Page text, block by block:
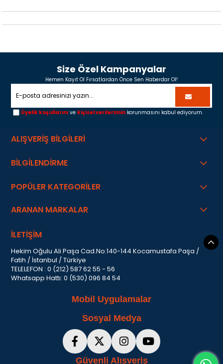
Size Özel Kampanyalar
Hemen Kayıt Ol Fırsatlardan Önce Sen Haberdar Ol!
Üyelik koşullarını ve kişisel verilerimin korunmasını kabul ediyorum.
ALIŞVERİŞ BİLGİLERİ
BİLGİLENDİRME
POPÜLER KATEGORİLER
ARANAN MARKALAR
İLETİŞİM
Hekim Oğulu Ali Paşa Cad.No:140-144 Kocamustafa Paşa /
Fatih / İstanbul / Türkiye
TELELEFON : 0 (212) 587 62 55 - 56
Whatsapp Hattı: 0 (530) 096 84 54
Mobil Uygulamalar
Sosyal Medya
Güvenli Alışveriş